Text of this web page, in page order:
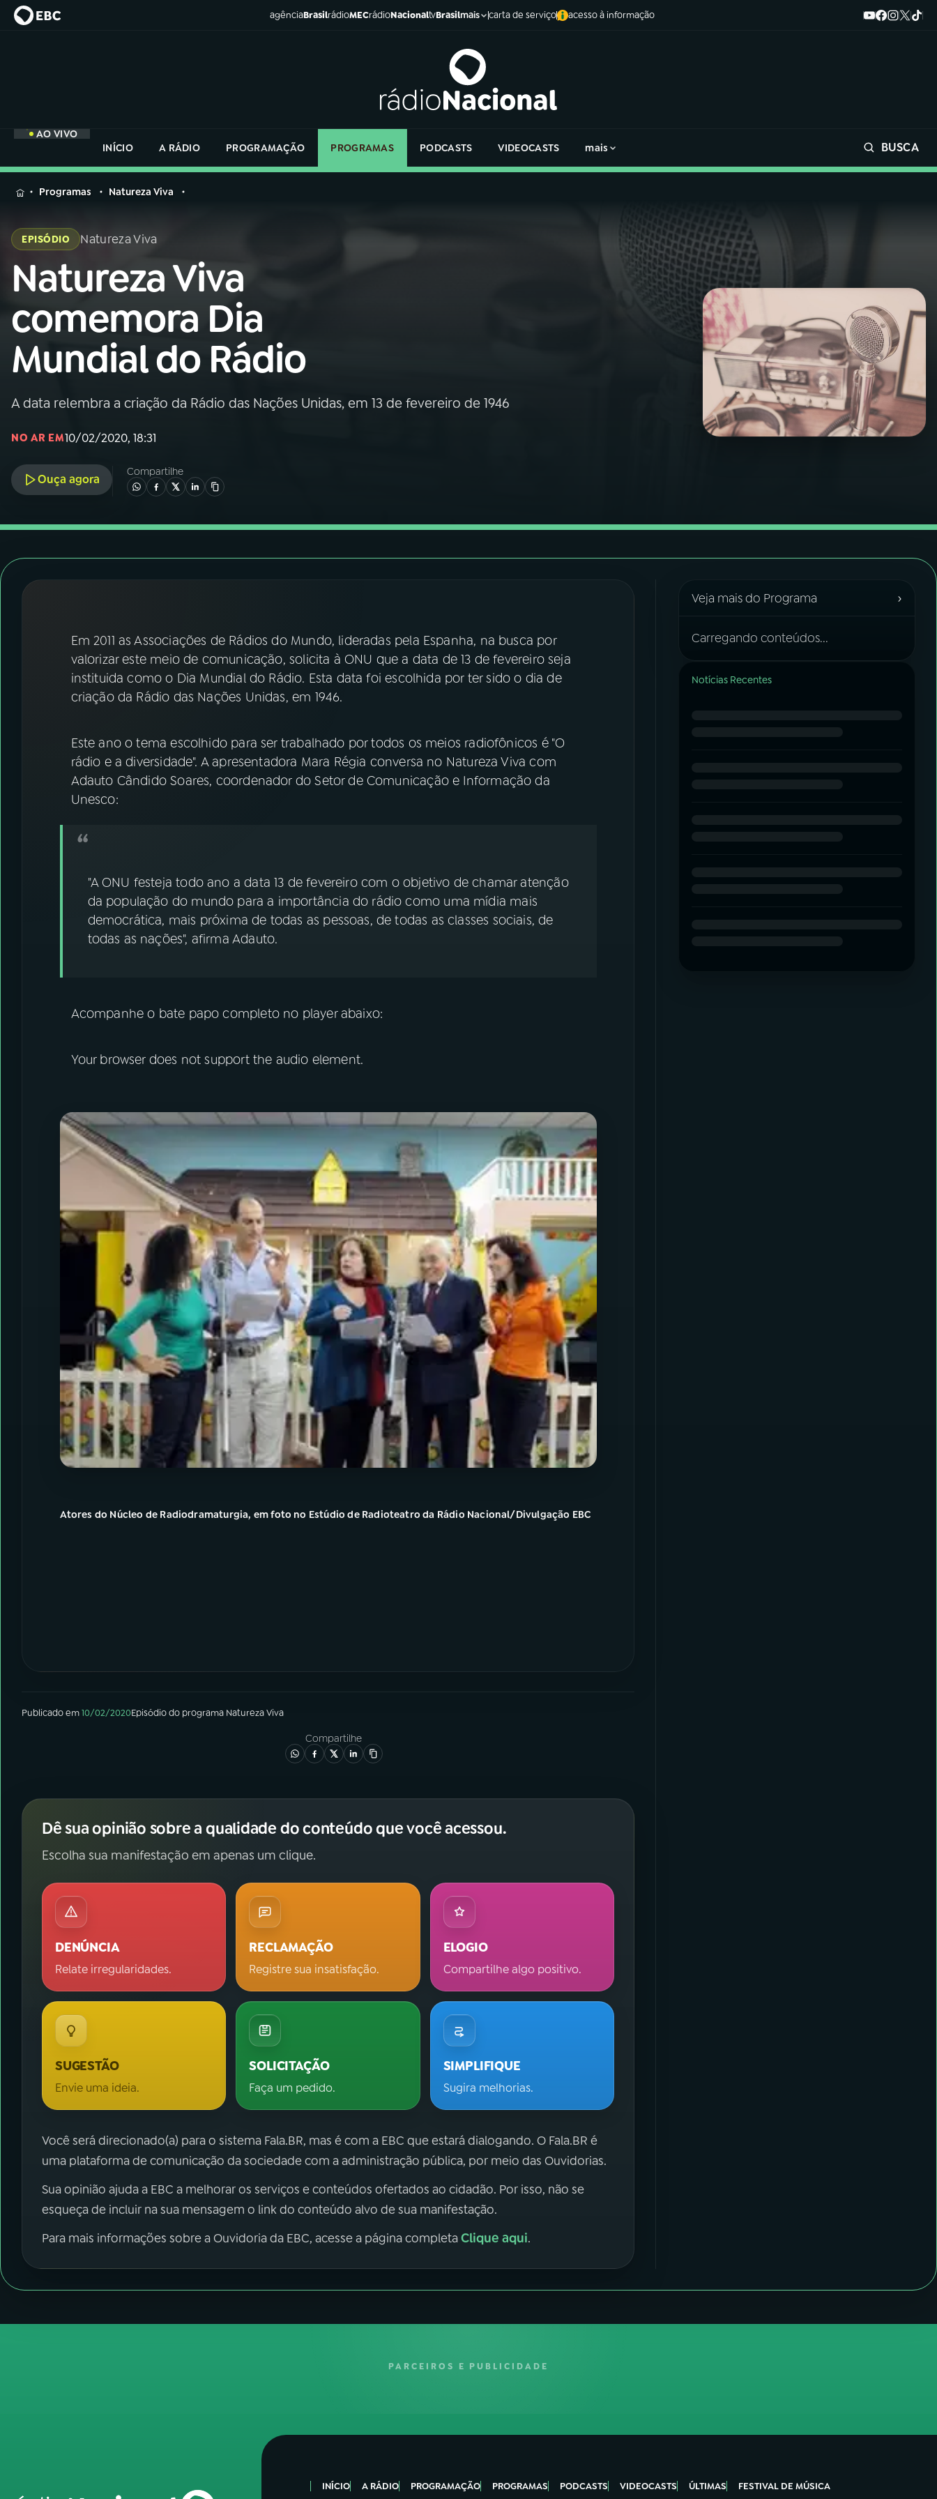
agênciaBrasilrádioMECrádioNacionaltvBrasilmais carta de serviço acesso à informação
AO VIVO
INÍCIO
A RÁDIO PROGRAMAÇÃO PROGRAMAS PODCASTS VIDEOCASTS mais BUSCA
MENU
Buscar
na
Rádio
Nacional
01 INÍCIO
A RÁDIO
03PROGRAMAÇÃO
PROGRAMAS
FESTIVAL DE MÚSICA
YouTube Facebook
Instagram X
na
Rádio
Programas Natureza Viva
EPISÓDIO Natureza Viva
Natureza Viva
comemora Dia
Mundial do Rádio
A data relembra a criação da Rádio das Nações Unidas, em 13 de fevereiro de 1946
NO AR EM10/02/2020, 18:31
Ouça agora
Compartilhe
Em 2011 as Associações de Rádios do Mundo, lideradas pela Espanha, na busca por
valorizar este meio de comunicação, solicita à ONU que a data de 13 de fevereiro seja
instituida como o Dia Mundial do Rádio. Esta data foi escolhida por ter sido o dia de
criação da Rádio das Nações Unidas, em 1946.
Este ano o tema escolhido para ser trabalhado por todos os meios radiofônicos é "O
rádio e a diversidade". A apresentadora Mara Régia conversa no Natureza Viva com
Adauto Cândido Soares, coordenador do Setor de Comunicação e Informação da
Unesco:
"A ONU festeja todo ano a data 13 de fevereiro com o objetivo de chamar atenção
da população do mundo para a importância do rádio como uma mídia mais
democrática, mais próxima de todas as pessoas, de todas as classes sociais, de
todas as nações", afirma Adauto.
Acompanhe o bate papo completo no player abaixo:
Your browser does not support the audio element.
Atores do Núcleo de Radiodramaturgia, em foto no Estúdio de Radioteatro da Rádio Nacional/Divulgação EBC
Publicado em10/02/2020Episódiodo programa Natureza Viva
Compartilhe
Dê sua opinião sobre a qualidade do conteúdo que você acessou.
Escolha sua manifestação em apenas um clique.
DENÚNCIA
Relate irregularidades.
RECLAMAÇÃO
Registre sua insatisfação.
ELOGIO
Compartilhe algo positivo.
SUGESTÃO
Envie uma ideia.
SOLICITAÇÃO
Faça um pedido.
SIMPLIFIQUE
Sugira melhorias.
Você será direcionado(a) para o sistema Fala.BR, mas é com a EBC que estará dialogando. O Fala.BR é
uma plataforma de comunicação da sociedade com a administração pública, por meio das Ouvidorias.
Sua opinião ajuda a EBC a melhorar os serviços e conteúdos ofertados ao cidadão. Por isso, não se
esqueça de incluir na sua mensagem o link do conteúdo alvo de sua manifestação.
Para mais informações sobre a Ouvidoria da EBC, acesse a página completaClique aqui.
Veja mais do Programa ›
Carregando conteúdos...
Notícias Recentes
PARCEIROS E PUBLICIDADE
INÍCIO A RÁDIO PROGRAMAÇÃO PROGRAMAS PODCASTS VIDEOCASTS ÚLTIMAS FESTIVAL DE MÚSICA